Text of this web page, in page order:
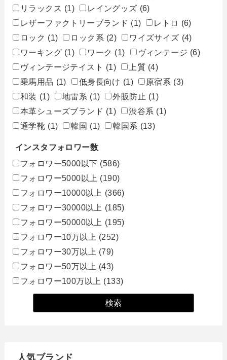
リラックス (1) レイングッズ (6)
レザーファクトリーブランド (1) レトロ (6)
ロック (1) ロック系 (2) ワイズサイズ (4)
ワーキング (1) ワーク (1) ヴィンテージ (6)
ヴィンテージテイスト (1) 上質 (4)
乗馬用品 (1) 低身長向け (1) 原宿系 (3)
和装 (1) 地雷系 (1) 外販防止 (1)
本革シューズブランド (1) 渋谷系 (1)
通学靴 (1) 韓国 (1) 韓国系 (13)
インスタフォロワー数
フォロワー5000以下 (586)
フォロワー5000以上 (190)
フォロワー10000以上 (366)
フォロワー30000以上 (185)
フォロワー50000以上 (195)
フォロワー10万以上 (252)
フォロワー30万以上 (79)
フォロワー50万以上 (43)
フォロワー100万以上 (133)
人気ブランド